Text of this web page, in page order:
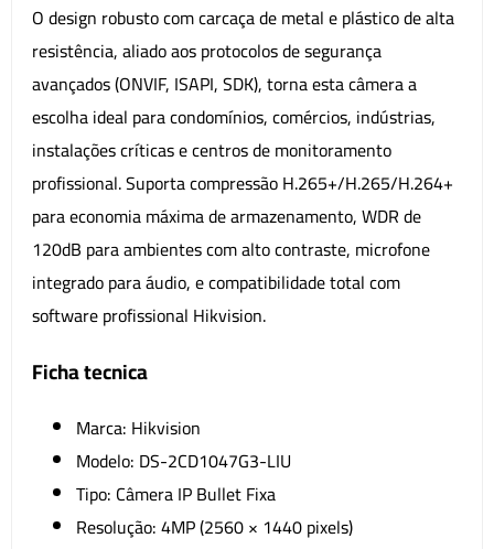
O design robusto com carcaça de metal e plástico de alta
resistência, aliado aos protocolos de segurança
avançados (ONVIF, ISAPI, SDK), torna esta câmera a
escolha ideal para condomínios, comércios, indústrias,
instalações críticas e centros de monitoramento
profissional. Suporta compressão H.265+/H.265/H.264+
para economia máxima de armazenamento, WDR de
120dB para ambientes com alto contraste, microfone
integrado para áudio, e compatibilidade total com
software profissional Hikvision.
Ficha tecnica
Marca: Hikvision
Modelo: DS-2CD1047G3-LIU
Tipo: Câmera IP Bullet Fixa
Resolução: 4MP (2560 × 1440 pixels)